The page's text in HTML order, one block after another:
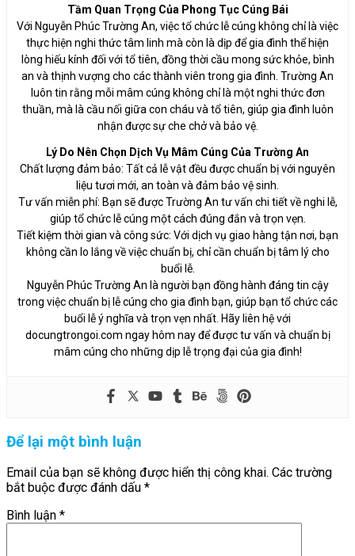
Tầm Quan Trọng Của Phong Tục Cúng Bái
Với Nguyễn Phúc Trường An, việc tổ chức lễ cúng không chỉ là việc
thực hiện nghi thức tâm linh mà còn là dịp để gia đình thể hiện
lòng hiếu kính đối với tổ tiên, đồng thời cầu mong sức khỏe, bình
an và thịnh vượng cho các thành viên trong gia đình. Trường An
luôn tin rằng mỗi mâm cúng không chỉ là một nghi thức đơn
thuần, mà là cầu nối giữa con cháu và tổ tiên, giúp gia đình luôn
nhận được sự che chở và bảo vệ.
Lý Do Nên Chọn Dịch Vụ Mâm Cúng Của Trường An
Chất lượng đảm bảo: Tất cả lễ vật đều được chuẩn bị với nguyên
liệu tươi mới, an toàn và đảm bảo vệ sinh.
Tư vấn miễn phí: Bạn sẽ được Trường An tư vấn chi tiết về nghi lễ,
giúp tổ chức lễ cúng một cách đúng đắn và trọn vẹn.
Tiết kiệm thời gian và công sức: Với dịch vụ giao hàng tận nơi, bạn
không cần lo lắng về việc chuẩn bị, chỉ cần chuẩn bị tâm lý cho
buổi lễ.
Nguyễn Phúc Trường An là người bạn đồng hành đáng tin cậy
trong việc chuẩn bị lễ cúng cho gia đình bạn, giúp bạn tổ chức các
buổi lễ ý nghĩa và trọn vẹn nhất. Hãy liên hệ với
docungtrongoi.com ngay hôm nay để được tư vấn và chuẩn bị
mâm cúng cho những dịp lễ trọng đại của gia đình!
Để lại một bình luận
Email của bạn sẽ không được hiển thị công khai. Các trường
bắt buộc được đánh dấu *
Bình luận *